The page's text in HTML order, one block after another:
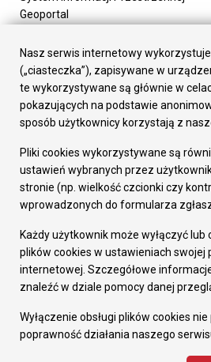
Geoportal
Załatw sprawę
Prezydent Miasta
Rada Miasta
Wydziały
Elektroniczna Skrzynka Podawcza
Gospodarka
Fundusze europejskie
Środki krajowe
Oferty inwestycyjne
Pozostałe
Deklaracja dostępności
Dane osobowe
Dodaj opinię o witrynie
Nasz serwis internetowy
(„ciasteczka”), zapisywane w
te wykorzystywane są głównie w
pokazujących na podstawie
sposób użytkownicy korzystają z
Pliki cookies wykorzystywane są
ustawień wybranych przez
stronie (np. wielkość czcionki czy
wprowadzonych do formularza
Każdy użytkownik może wyłączyć lub
plików cookies w ustawieniach swojej
internetowej. Szczegółowe
znaleźć w dziale pomocy danej
Wyłączenie obsługi plików cookies
poprawność działania naszego